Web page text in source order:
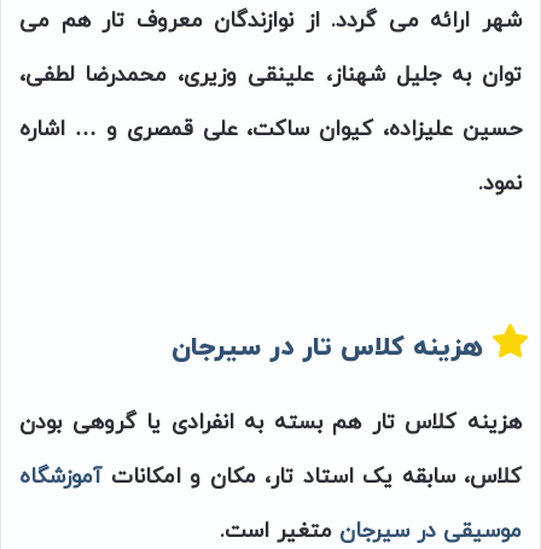
شهر ارائه می گردد. از نوازندگان معروف تار هم می
توان به جلیل شهناز، علینقی وزیری، محمدرضا لطفی،
حسین علیزاده، کیوان ساکت، علی قمصری و … اشاره
نمود.
هزینه کلاس تار در سیرجان
هزینه کلاس تار هم بسته به انفرادی یا گروهی بودن
کلاس، سابقه یک استاد تار، مکان و امکاناتآموزشگاه
موسیقی در سیرجان متغیر است.